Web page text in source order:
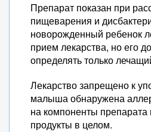
Препарат показан при
пищеварения и
новорожденный ребенок
прием лекарства, но его
определять только
Лекарство запрещено к
малыша обнаружена
на компоненты
продукты в целом.